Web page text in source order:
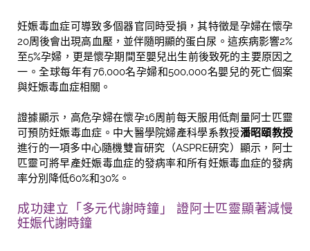
妊娠毒血症可導致多個器官同時受損，其特徵是孕婦在懷孕
20周後會出現高血壓，並伴隨明顯的蛋白尿。這疾病影響2%
至5%孕婦，更是懷孕期間至嬰兒出生前後致死的主要原因之
一。全球每年有76,000名孕婦和500,000名嬰兒的死亡個案
與妊娠毒血症相關。
證據顯示，高危孕婦在懷孕16周前每天服用低劑量阿士匹靈
可預防妊娠毒血症。中大醫學院婦產科學系教授潘昭頤教授
進行的一項多中心隨機雙盲研究（ASPRE研究）顯示，阿士
匹靈可將早產妊娠毒血症的發病率和所有妊娠毒血症的發病
率分別降低60%和30%。
成功建立「多元代謝時鐘」 證阿士匹靈顯著減慢
妊娠代謝時鐘